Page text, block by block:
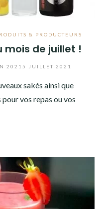
& PRODUCTEURS
mois de juillet !
2021 5 JUILLET 2021
sakés ainsi que
vos repas ou vos